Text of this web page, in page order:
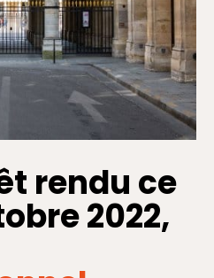
rendu ce
2022,